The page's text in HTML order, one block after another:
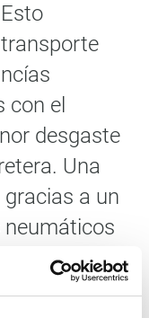
el
desgaste
Una
a un